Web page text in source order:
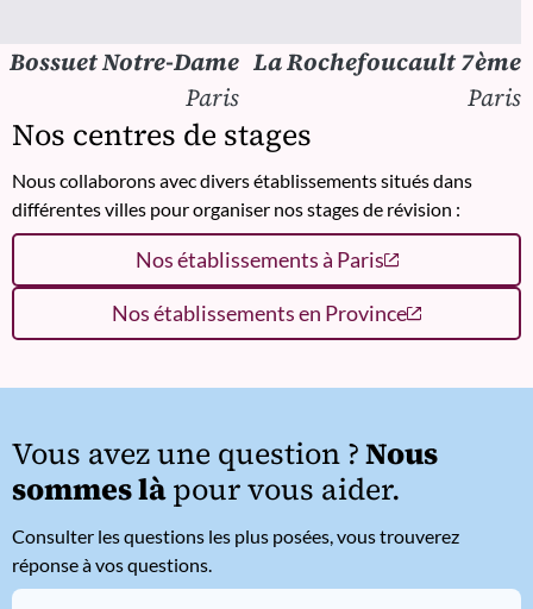
La Rochefoucault 7ème
Paris
Bossuet Notre-Dame
Paris
Nos centres de stages
Nous collaborons avec divers établissements situés dans
différentes villes pour organiser nos stages de révision :
Nos établissements à Paris
Nos établissements en Province
Vous avez une question ?Nous
sommes làpour vous aider.
Consulter les questions les plus posées, vous trouverez
réponse à vos questions.